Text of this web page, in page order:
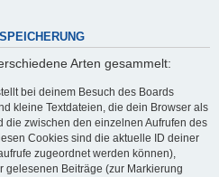
Arten gesammelt:
bei deinem Besuch des Boards
kleine Textdateien, die dein Browser als
die zwischen den einzelnen Aufrufen des
Cookies sind die aktuelle ID deiner
zugeordnet werden können),
gelesenen Beiträge (zur Markierung